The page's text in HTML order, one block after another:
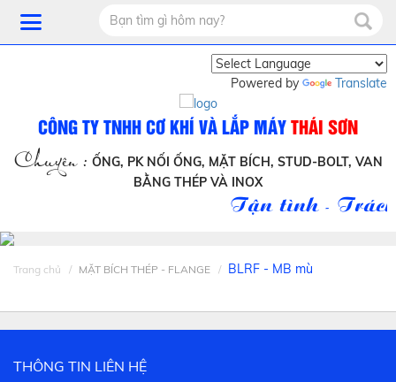
Powered by Translate
CÔNG TY TNHH CƠ KHÍ VÀ LẮP MÁYTHÁI SƠN
Chuyên : ỐNG, PK NỐI ỐNG, MẶT BÍCH, STUD-BOLT, VAN
BẰNG THÉP VÀ INOX
Tận tình -
Trang chủ MẶT BÍCH THÉP - FLANGE BLRF - MB mù
THÔNG TIN LIÊN HỆ